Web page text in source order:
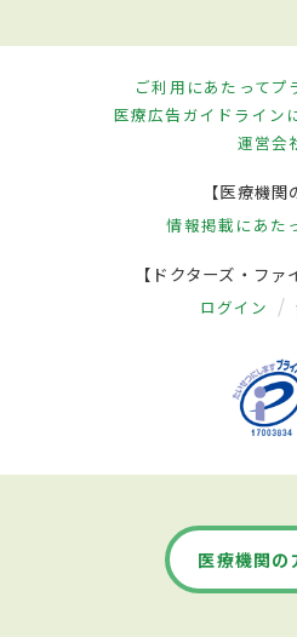
ご利用にあたってプ
医療広告ガイドライン
運営会
【医療機関
情報掲載にあた
【ドクターズ・ファ
ログイン
医療機関の